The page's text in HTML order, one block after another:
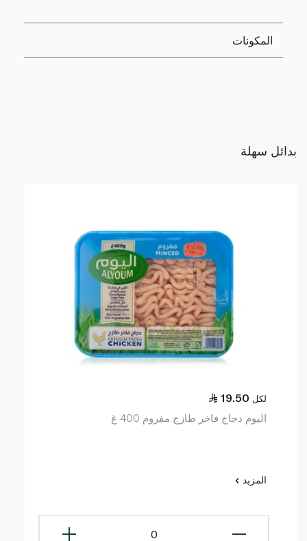
المكونات
بدائل سهلة
19.50 لكل
اليوم دجاج فاخر طازج مفروم 400 غ
المزيد
0